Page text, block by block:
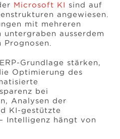
Microsoft KI sind auf
angewiesen.
mit mehreren
untergraben ausserdem
Grundlage stärken,
Optimierung des
bei
Analysen der
KI-gestützte
Intelligenz hängt von